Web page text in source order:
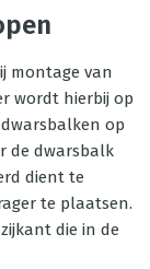
montage van
wordt hierbij op
op
de dwarsbalk
dient te
te plaatsen.
die in de